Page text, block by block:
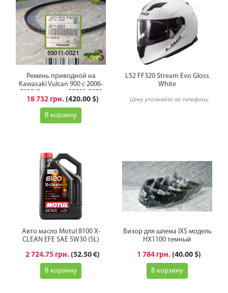
Ремень приводной на
Kawasaki Vulcan 900 с 2006-
2019 Оригинал 59011-0021
18 732 грн. (420.00 $)
В корзину
LS2 FF320 Stream Evo Gloss
White
Цену уточняйте по телефону
Авто масло Motul 8100 X-
CLEAN EFE SAE 5W30 (5L)
2 724.75 грн. (52.50 €)
В корзину
Визор для шлема IXS модель
HX1100 темный
1 784 грн. (40.00 $)
В корзину